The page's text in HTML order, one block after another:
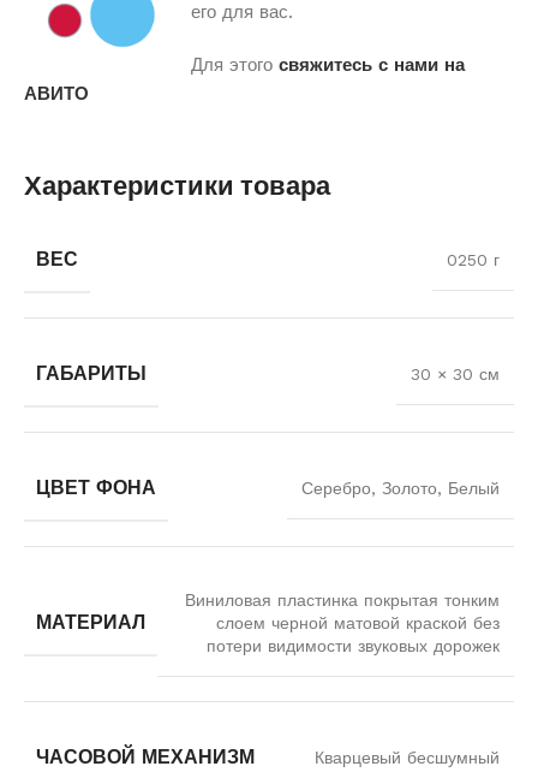
его для вас.
Для этого свяжитесь с нами на
АВИТО
Характеристики товара
ВЕС 0250 г
ГАБАРИТЫ 30 × 30 см
ЦВЕТ ФОНА Серебро, Золото, Белый
МАТЕРИАЛ
Виниловая пластинка покрытая тонким
слоем черной матовой краской без
потери видимости звуковых дорожек
ЧАСОВОЙ МЕХАНИЗМ Кварцевый бесшумный